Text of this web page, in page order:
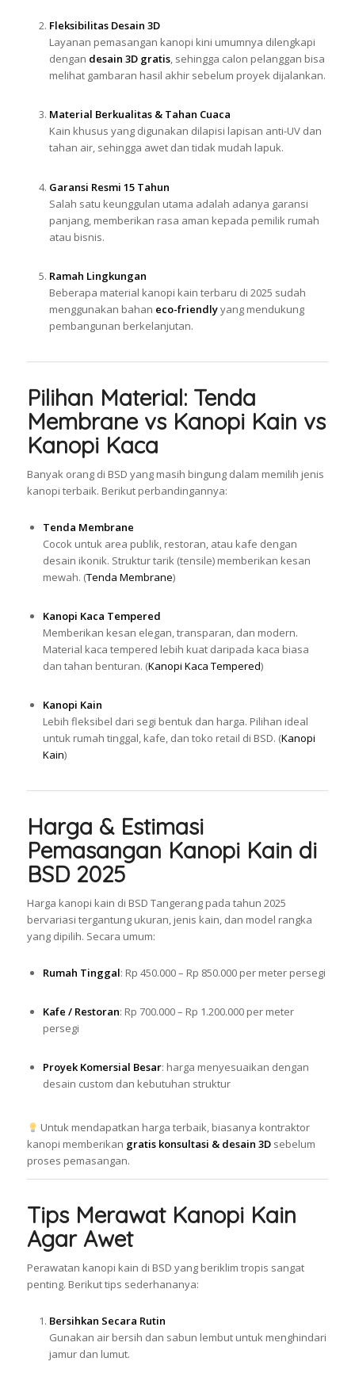
Fleksibilitas Desain 3D
Layanan pemasangan kanopi kini umumnya dilengkapi
dengan desain 3D gratis, sehingga calon pelanggan bisa
melihat gambaran hasil akhir sebelum proyek dijalankan.
Material Berkualitas & Tahan Cuaca
Kain khusus yang digunakan dilapisi lapisan anti-UV dan
tahan air, sehingga awet dan tidak mudah lapuk.
Garansi Resmi 15 Tahun
Salah satu keunggulan utama adalah adanya garansi
panjang, memberikan rasa aman kepada pemilik rumah
atau bisnis.
Ramah Lingkungan
Beberapa material kanopi kain terbaru di 2025 sudah
menggunakan bahan eco-friendlyyang mendukung
pembangunan berkelanjutan.
Pilihan Material: Tenda
Membrane vs Kanopi Kain vs
Kanopi Kaca
Banyak orang di BSD yang masih bingung dalam memilih jenis
kanopi terbaik. Berikut perbandingannya:
Tenda Membrane
Cocok untuk area publik, restoran, atau kafe dengan
desain ikonik. Struktur tarik (tensile) memberikan kesan
mewah. (Tenda Membrane)
Kanopi Kaca Tempered
Memberikan kesan elegan, transparan, dan modern.
Material kaca tempered lebih kuat daripada kaca biasa
dan tahan benturan. (Kanopi Kaca Tempered)
Kanopi Kain
Lebih fleksibel dari segi bentuk dan harga. Pilihan ideal
untuk rumah tinggal, kafe, dan toko retail di BSD. (Kanopi
Kain)
Harga & Estimasi
Pemasangan Kanopi Kain di
BSD 2025
Harga kanopi kain di BSD Tangerang pada tahun 2025
bervariasi tergantung ukuran, jenis kain, dan model rangka
yang dipilih. Secara umum:
Rumah Tinggal: Rp 450.000 – Rp 850.000 per meter persegi
Kafe / Restoran: Rp 700.000 – Rp 1.200.000 per meter
persegi
Proyek Komersial Besar: harga menyesuaikan dengan
desain custom dan kebutuhan struktur
Untuk mendapatkan harga terbaik, biasanya kontraktor
kanopi memberikan gratis konsultasi & desain 3Dsebelum
proses pemasangan.
Tips Merawat Kanopi Kain
Agar Awet
Perawatan kanopi kain di BSD yang beriklim tropis sangat
penting. Berikut tips sederhananya:
Bersihkan Secara Rutin
Gunakan air bersih dan sabun lembut untuk menghindari
jamur dan lumut.